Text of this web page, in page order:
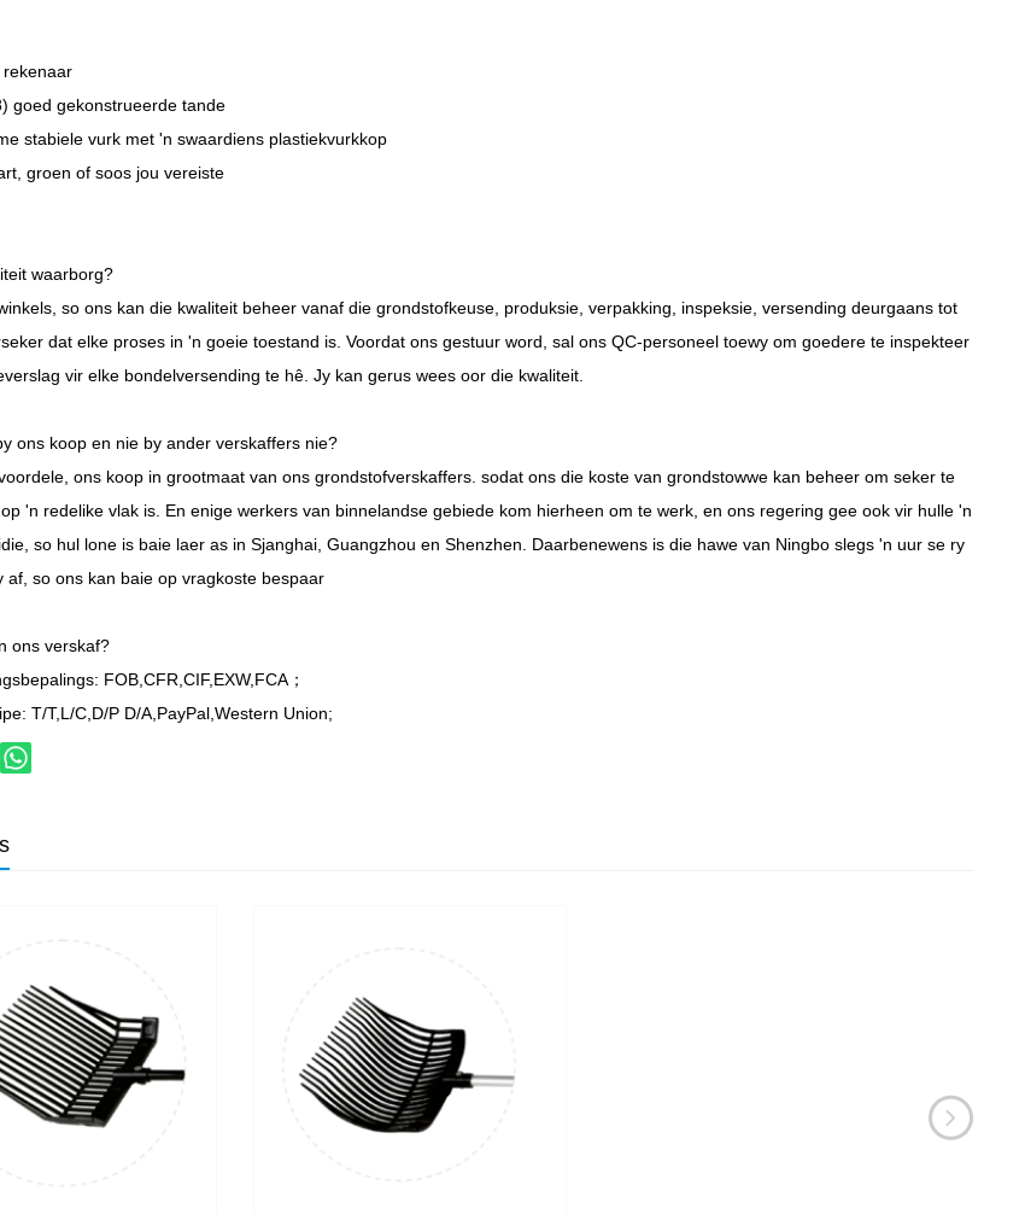
rekenaar
goed gekonstrueerde tande
stabiele vurk met 'n swaardiens plastiekvurkkop
groen of soos jou vereiste
waarborg?
so ons kan die kwaliteit beheer vanaf die grondstofkeuse, produksie, verpakking, inspeksie, versending deurgaans tot
dat elke proses in 'n goeie toestand is. Voordat ons gestuur word, sal ons QC-personeel toewy om goedere te inspekteer
vir elke bondelversending te hê. Jy kan gerus wees oor die kwaliteit.
ons koop en nie by ander verskaffers nie?
ons koop in grootmaat van ons grondstofverskaffers. sodat ons die koste van grondstowwe kan beheer om seker te
'n redelike vlak is. En enige werkers van binnelandse gebiede kom hierheen om te werk, en ons regering gee ook vir hulle 'n
so hul lone is baie laer as in Sjanghai, Guangzhou en Shenzhen. Daarbenewens is die hawe van Ningbo slegs 'n uur se ry
af, so ons kan baie op vragkoste bespaar
ons verskaf?
FOB,CFR,CIF,EXW,FCA；
T/T,L/C,D/P D/A,PayPal,Western Union;